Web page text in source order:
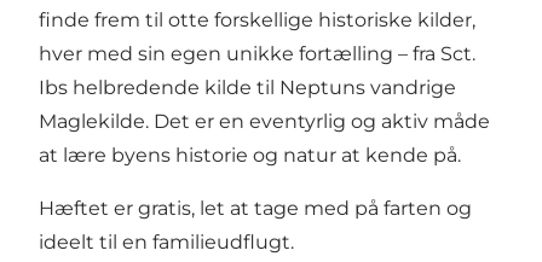
finde frem til otte forskellige historiske kilder,
hver med sin egen unikke fortælling – fra Sct.
Ibs helbredende kilde til Neptuns vandrige
Maglekilde. Det er en eventyrlig og aktiv måde
at lære byens historie og natur at kende på.
Hæftet er gratis, let at tage med på farten og
ideelt til en familieudflugt.